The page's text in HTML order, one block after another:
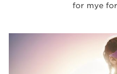
for mye